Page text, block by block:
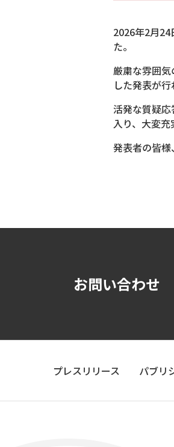
2026年2月
た。
厳粛な雰囲
した発表が行
活発な質疑
入り、大変充
発表者の皆様
お問い合わせ
プレスリリース パブリ